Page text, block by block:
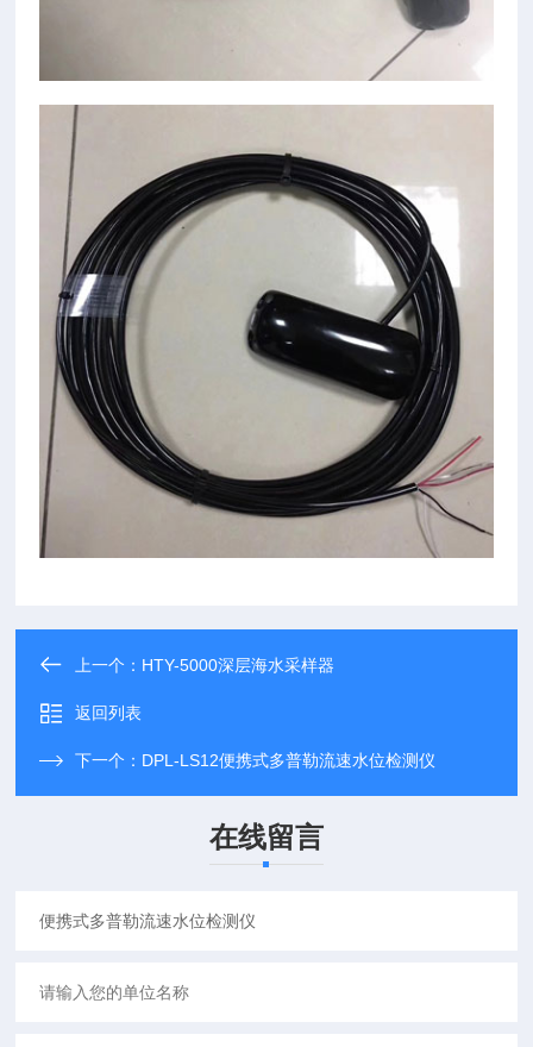
上一个： HTY-5000深层海水采样器
返回列表
下一个： DPL-LS12便携式多普勒流速水位检测仪
在线留言